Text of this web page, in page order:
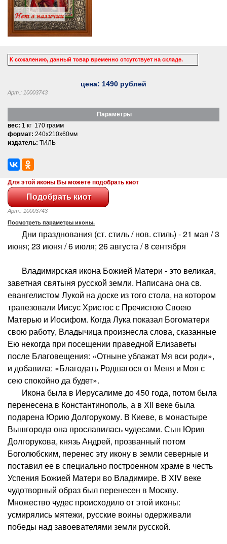
К сожалению, данный товар временно отсутствует на складе.
цена: 1490 рублей
Арт.: 10003743
Параметры
вес: 1 кг 170 грамм
формат: 240x210x60мм
издатель: ТИЛЬ
Для этой иконы Вы можете подобрать киот
Арт.: 10003743
Посмотреть параметры иконы.
Дни празднования (ст. стиль / нов. стиль) - 21 мая / 3
июня; 23 июня / 6 июля; 26 августа / 8 сентября
Владимирская икона Божией Матери - это великая,
заветная святыня русской земли. Написана она св.
евангелистом Лукой на доске из того стола, на котором
трапезовали Иисус Христос с Пречистою Своею
Матерью и Иосифом. Когда Лука показал Богоматери
свою работу, Владычица произнесла слова, сказанные
Ею некогда при посещении праведной Елизаветы
после Благовещения: «Отныне ублажат Мя вси роди»,
и добавила: «Благодать Родшагося от Меня и Моя с
сею спокойно да будет».
Икона была в Иерусалиме до 450 года, потом была
перенесена в Константинополь, а в ХII веке была
подарена Юрию Долгорукому. В Киеве, в монастыре
Вышгорода она прославилась чудесами. Сын Юрия
Долгорукова, князь Андрей, прозванный потом
Боголюбским, перенес эту икону в земли северные и
поставил ее в специально построенном храме в честь
Успения Божией Матери во Владимире. В XIV веке
чудотворный образ был перенесен в Москву.
Множество чудес происходило от этой иконы:
усмирялись мятежи, русские воины одерживали
победы над завоевателями земли русской.